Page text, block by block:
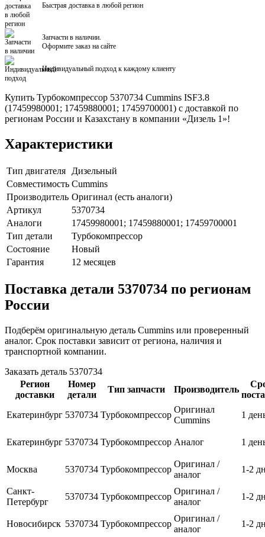
Быстрая доставка в любой регион
Запчасти в наличии.
Оформите заказ на сайте
Индивидуальный подход к каждому клиенту
Купить Турбокомпрессор 5370734 Cummins ISF3.8
(17459980001; 17459880001; 17459700001) с доставкой по
регионам России и Казахстану в компании «Дизель 1»!
Характеристики
Тип двигателя
Дизельный
Совместимость Cummins
Производитель Оригинал (есть аналоги)
Артикул
5370734
Аналоги
17459980001; 17459880001; 17459700001
Тип детали
Турбокомпрессор
Состояние
Новый
Гарантия
12 месяцев
Поставка детали 5370734 по регионам
России
Подберём оригинальную деталь Cummins или проверенный
аналог. Срок поставки зависит от региона, наличия и
транспортной компании.
Заказать деталь 5370734
Регион
доставки
Номер
детали
Тип запчасти Производитель
Екатеринбург 5370734 Турбокомпрессор
Оригинал
Cummins
1
Екатеринбург 5370734 Турбокомпрессор Аналог 1
Москва 5370734 Турбокомпрессор
Оригинал /
аналог
1-2
Санкт-
Петербург
5370734 Турбокомпрессор
Оригинал /
аналог
1-2
Новосибирск 5370734 Турбокомпрессор
Оригинал /
аналог
1-2